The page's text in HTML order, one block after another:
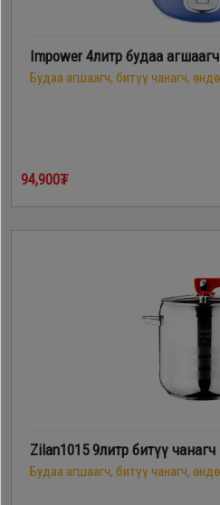
Impower 4литр будаа
Будаа агшаагч, битүү чанагч,
94,900₮
Zilan1015 9литр битүү чанагч
Будаа агшаагч, битүү чанагч,